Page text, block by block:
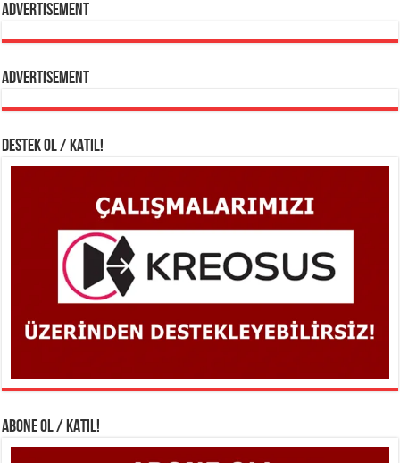
Advertisement
Advertisement
DESTEK OL / KATIL!
ABONE OL / KATIL!